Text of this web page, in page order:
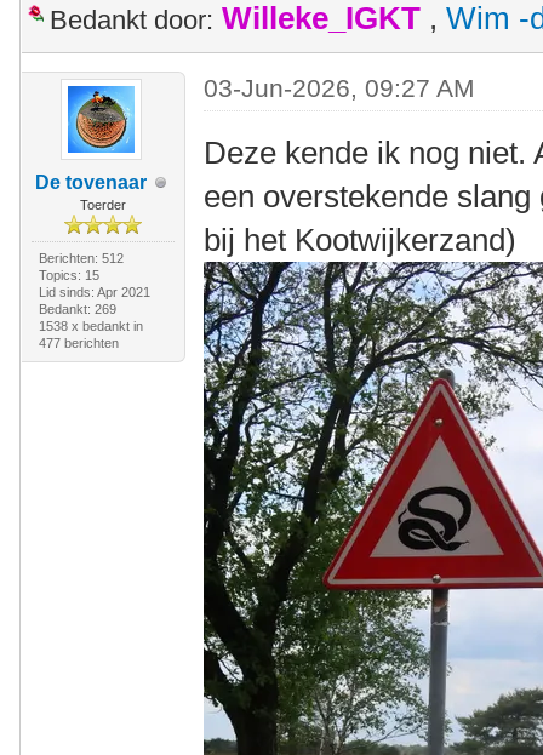
Bedankt door: Willeke_IGKT , Wim -
De tovenaar
Toerder
Berichten: 512
Topics: 15
Lid sinds: Apr 2021
Bedankt: 269
1538 x bedankt in
477 berichten
03-Jun-2026, 09:27 AM
Deze kende ik nog niet.
een overstekende
bij het Kootwijkerzand)